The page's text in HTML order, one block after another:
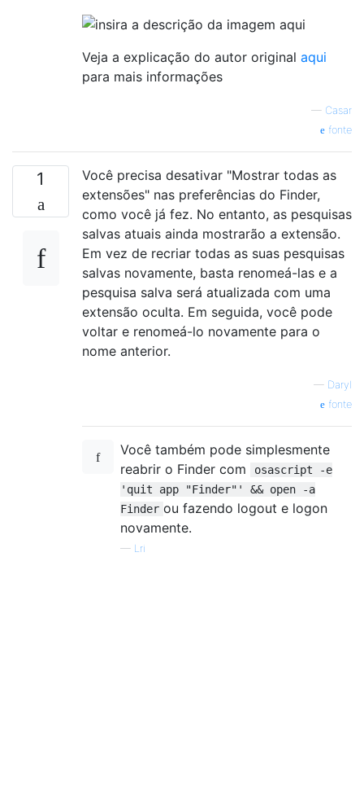
Veja a explicação do autor original aqui
para mais informações
— Casar
fonte
1
Você precisa desativar "Mostrar todas as
extensões" nas preferências do Finder,
como você já fez. No entanto, as pesquisas
salvas atuais ainda mostrarão a extensão.
Em vez de recriar todas as suas pesquisas
salvas novamente, basta renomeá-las e a
pesquisa salva será atualizada com uma
extensão oculta. Em seguida, você pode
voltar e renomeá-lo novamente para o
nome anterior.
— Daryl
fonte
Você também pode simplesmente
reabrir o Finder com
osascript -e
'quit app "Finder"' && open -a
Finder ou fazendo logout e logon
novamente.
— Lri